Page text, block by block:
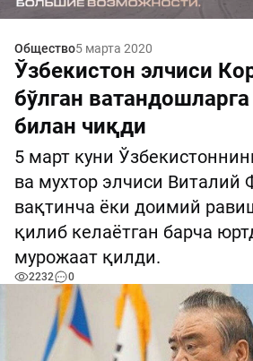
Общество5 марта 2020
Ўзбекистон элчиси
бўлган
билан чиқди
5 март куни
ва мухтор элчиси Виталий
вақтинча ёки доимий
қилиб келаётган барча
мурожаат қилди.
2232 0